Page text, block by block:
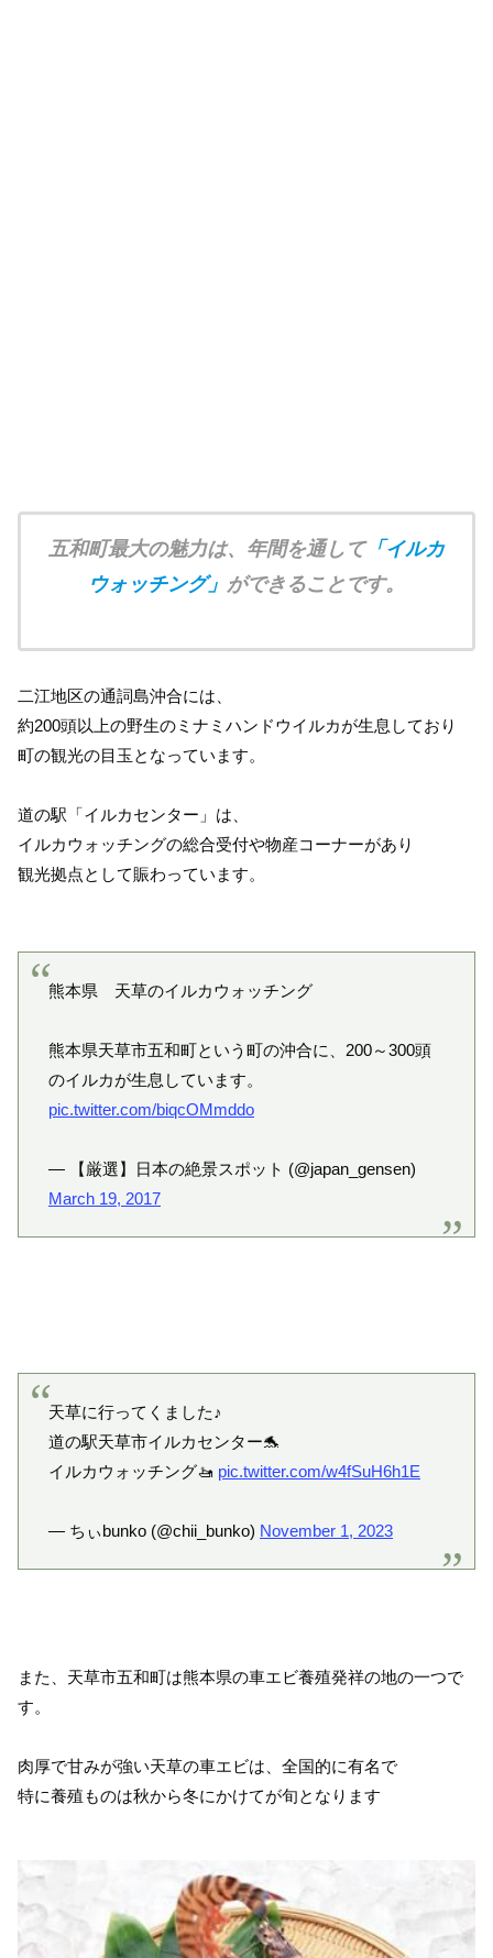
五和町最大の魅力は、年間を通して「イルカ
ウォッチング」 ができることです。
二江地区の通詞島沖合には、
約200頭以上の野生のミナミハンドウイルカが生息しており
町の観光の目玉となっています。
道の駅「イルカセンター」は、
イルカウォッチングの総合受付や物産コーナーがあり
観光拠点として賑わっています。
熊本県 天草のイルカウォッチング
熊本県天草市五和町という町の沖合に、200～300頭
のイルカが生息しています。
pic.twitter.com/biqcOMmddo
— 【厳選】日本の絶景スポット (@japan_gensen)
March 19, 2017
天草に行ってくました♪
道の駅天草市イルカセンター🐬
イルカウォッチング🚤 pic.twitter.com/w4fSuH6h1E
— ちぃbunko (@chii_bunko) November 1, 2023
また、天草市五和町は熊本県の車エビ養殖発祥の地の一つで
す。
肉厚で甘みが強い天草の車エビは、全国的に有名で
特に養殖ものは秋から冬にかけてが旬となります